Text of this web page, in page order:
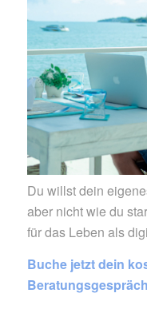
Du willst dein
aber nicht wie du
für das Leben als
Buche jetzt dein